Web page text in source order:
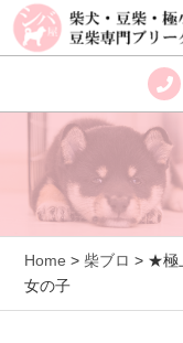
Home > 柴ブロ > ★極
女の子